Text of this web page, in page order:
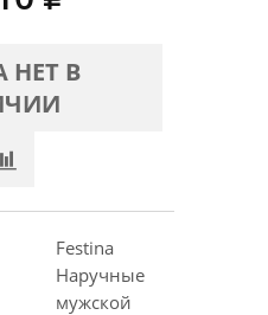
НЕТ В
Festina
Наручные
мужской